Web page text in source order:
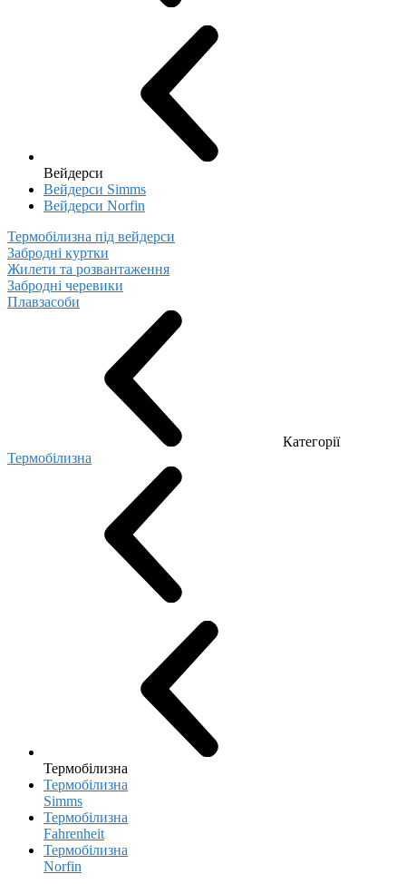
Вейдерси
Вейдерси Simms
Вейдерси Norfin
Термобілизна під вейдерси
Забродні куртки
Жилети та розвантаження
Забродні черевики
Плавзасоби
Категорії
Термобілизна
Термобілизна
Термобілизна
Simms
Термобілизна
Fahrenheit
Термобілизна
Norfin